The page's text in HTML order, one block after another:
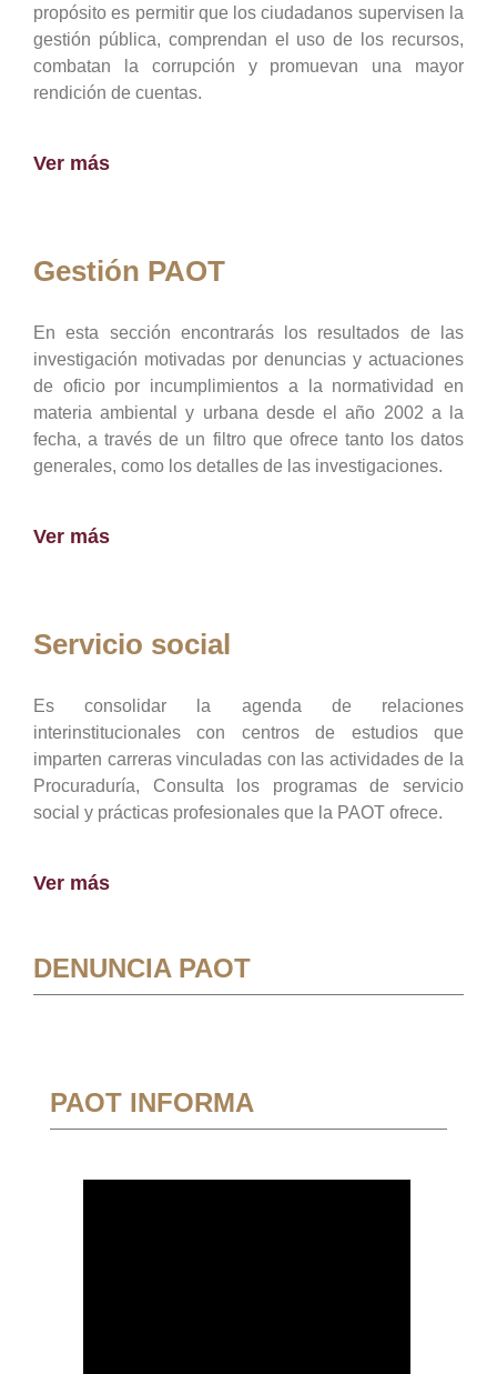
propósito es permitir que los ciudadanos supervisen la
gestión pública, comprendan el uso de los recursos,
combatan la corrupción y promuevan una mayor
rendición de cuentas.
Ver más
Gestión PAOT
En esta sección encontrarás los resultados de las
investigación motivadas por denuncias y actuaciones
de oficio por incumplimientos a la normatividad en
materia ambiental y urbana desde el año 2002 a la
fecha, a través de un filtro que ofrece tanto los datos
generales, como los detalles de las investigaciones.
Ver más
Servicio social
Es consolidar la agenda de relaciones
interinstitucionales con centros de estudios que
imparten carreras vinculadas con las actividades de la
Procuraduría, Consulta los programas de servicio
social y prácticas profesionales que la PAOT ofrece.
Ver más
DENUNCIA PAOT
PAOT INFORMA